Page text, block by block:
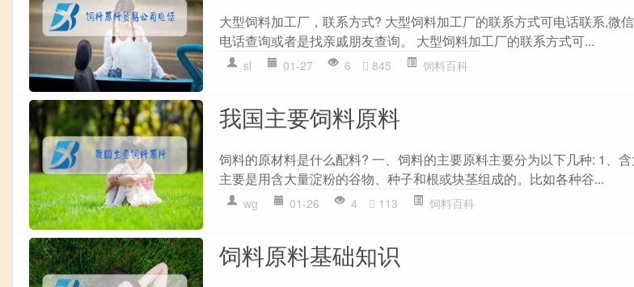
大型饲料加工厂，联系方式? 大型饲料加工厂的联系方式可电话联系,微
电话查询或者是找亲戚朋友查询。 大型饲料加工厂的联系方式可...
sl 01-27 6 845 饲料百科
我国主要饲料原料
饲料的原材料是什么配料? 一、饲料的主要原料主要分为以下几种: 1、
主要是用含大量淀粉的谷物、种子和根或块茎组成的。比如各种谷...
wg 01-26 4 113 饲料百科
饲料原料基础知识